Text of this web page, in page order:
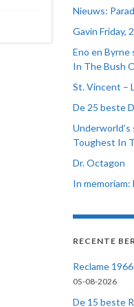
Nieuws:
Gavin Friday,
Eno en Byrne
In The Bush
St. Vincent –
De 25 beste
Underworld’s
Toughest In
Dr. Octagon
In memoriam:
RECENTE
Reclame
05-08-2026
De 15 beste